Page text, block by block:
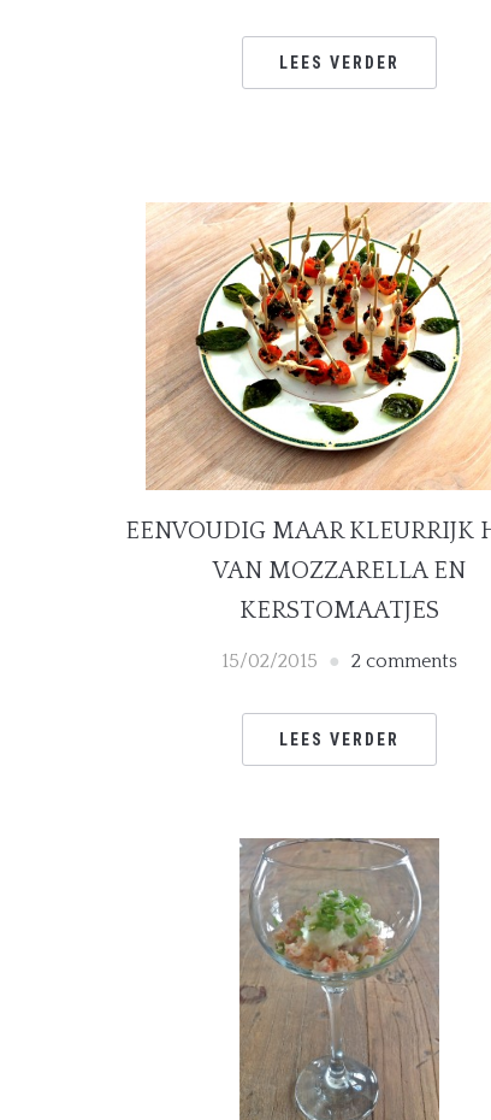
LEES VERDER
EENVOUDIG MAAR KLEURRIJK
VAN MOZZARELLA EN
KERSTOMAATJES
15/02/2015 2 comments
LEES VERDER